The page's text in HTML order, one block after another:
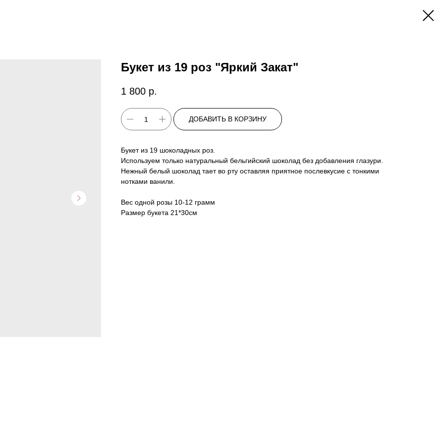
Букет из 19 роз "Яркий Закат"
1 800 р.
ДОБАВИТЬ В КОРЗИНУ
Букет из 19 шоколадных роз.
Используем только натуральный бельгийский шоколад без добавления глазури.
Нежный белый шоколад тает во рту оставляя приятное послевкусие с тонкими
нотками ванили.
Вес одной розы 10-12 грамм
Размер букета 21*30см